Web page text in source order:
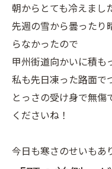
朝からとても冷えまし
先週の雪から曇ったり
らなかったので
甲州街道向かいに積も
私も先日凍った路面で
とっさの受け身で無傷
くださいね！
今日も寒さのせいもあ